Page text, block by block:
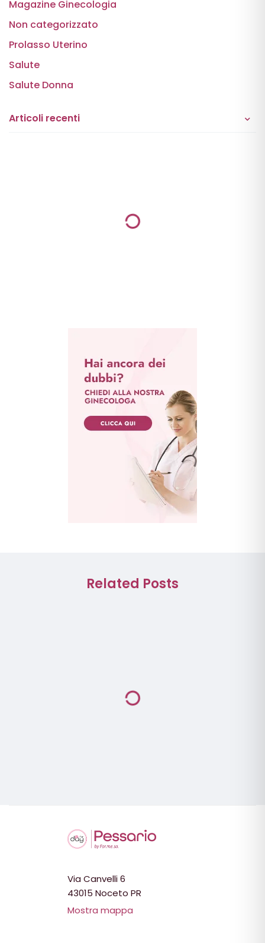
Magazine Ginecologia
Non categorizzato
Prolasso Uterino
Salute
Salute Donna
Articoli recenti
Related Posts
Via Canvelli 6
43015 Noceto PR
Mostra mappa